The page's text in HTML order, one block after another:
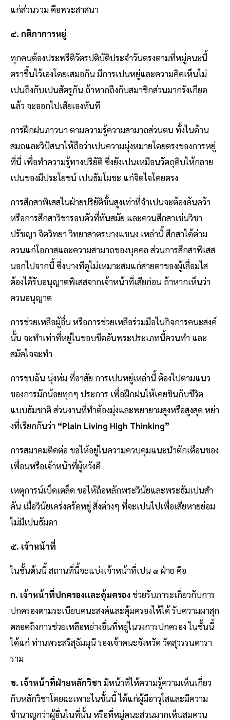
แก่ส่วนรวม คือพระสาสนา
๔. กติกาการหยู่
ทุกคนต้องประพรึติวัตรปติบัติประจำวันตรงตามที่หมู่คนะนี้
ตราขึ้นไว้เองโดยเสมอกัน มีการเปนหยู่และความคิดเห็นไม่
เปนถึงกับเปนสัตรูกัน ถ้าหากถึงกับสมาชิกส่วนมากรังเกียด
แล้ว จะออกไปเสียเองทันที
การฝึกฝนภาวนา ตามความรู้ความสามาถส่วนตน ทั้งไนด้าน
สมถและวิปัสนาไห้ถือว่าเปนความมุ่งหมายโดยตรงของการหยู่
ที่นี่ เพื่อทำความรู้ทางปริยัติ ซึ่งยังเปนเหมือนวัตถุดิบไห้กลาย
เปนของมีประโยชน์ เปนธัมโมชะ แก่จิตไจโดยตรง
การสีกสาพิเสสไนฝ่ายปริยัติขั้นสูงเท่าที่จำเปนจะต้องค้นคว้า
หรือการสึกสาวิชารอบตัวที่ทันสมัย และควนสึกสาเช่นวิชา
ปรัชญา จิตวิทยา วิทยาสาตรบางแขนง เหล่านี้ สึกสาได้ต่าม
ควนแก่โอกาสและความสามาถของบุคคล ส่วนการสึกสาพิเสส
นอกไปจากนี้ ซึ่งบางทีดูไม่เหมาะสมแก่สายตาของผู้เลื่อมไส
ต้องได้รับอนุญาตพิเสสจากเจ้าหน้าที่เสียก่อน ถ้าหากเห็นว่า
ควนอนุญาต
การช่วยเหลือผู้อื่น หรือการช่วยเหลือร่วมมือไนกิจการคนะสงค์
นั้น จะทำเท่าที่หยู่ไนขอบขีดอันพระประเภทนี้ควนทำ และ
สมัคไจจะทำ
การขบฉัน นุ่งห่ม ที่อาสัย การเปนหยู่เหล่านี้ ต้องไปตามแนว
ของการมักน้อยทุกๆ ประการ เพื่อฝึกฝนไห้เคยชินกับชีวิต
แบบธัมชาติ ส่วนงานที่ทำต้องมุ่งและพยายามสูงหรือสูงสุด หย่า
งที่เรียกกันว่า “Plain Living High Thinking”
การสมาคมติดต่อ ขอไห้อยู่ไนความควบคุมแนะนำตักเตือนของ
เพื่อนหรือเจ้าหน้าที่ผู้หวังดี
เหตุการน์เบ็ดเตล็ด ขอไห้ถือหลักพระวินัยและพระธัมเปนสำ
คัน เมื่อวินัยเคร่งครัดหยู่ สิ่งต่างๆ ที่จะเปนไปเพื่อเสียหายย่อม
ไม่มีเปนธัมดา
๕. เจ้าหน้าที่
ไนชั้นต้นนี้ สถานที่นี้จะแบ่งเจ้าหน้าที่เปน ๓ ฝ่าย คือ
ก. เจ้าหน้าที่ปกครองและคุ้มครอง ช่วยรับภาระเกี่ยวกับการ
ปกครองตามระเบียบคนะสงค์และคุ้มครองไห้ได้ รับความผาสุก
ตลอดถึงการช่วยเหลือหย่างอื่นที่หยู่ไนวงการปกครอง ไนชั้นนี้
ได้แก่ ท่านพระสรีสุธัมมุนี รองเจ้าคนะจังหวัด วัดสุวรรนดารา
ราม
ข. เจ้าหน้าที่ฝ่ายหลักวิชา มีหน้าที่ไห้ความรู้ความเห็นเกี่ยว
กับหลักวิชาโดยฉะเพาะไนชั้นนี้ ได้แก่ผู้มีอาวุโสและมีความ
ชำนาญกว่าผู้อื่นไนที่นั้น หรือที่หมู่คนะส่วนมากเห็นสมควน